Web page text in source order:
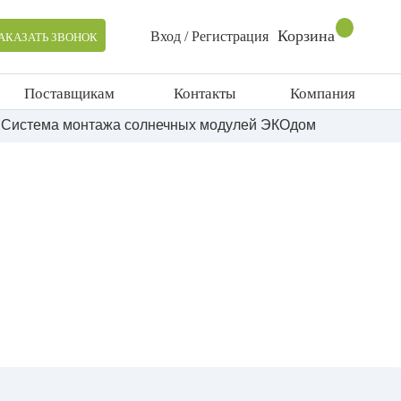
ЗВОНОК Вход / Регистрация Корзина
Поставщикам Контакты Компания
Система монтажа солнечных модулей ЭКОдом